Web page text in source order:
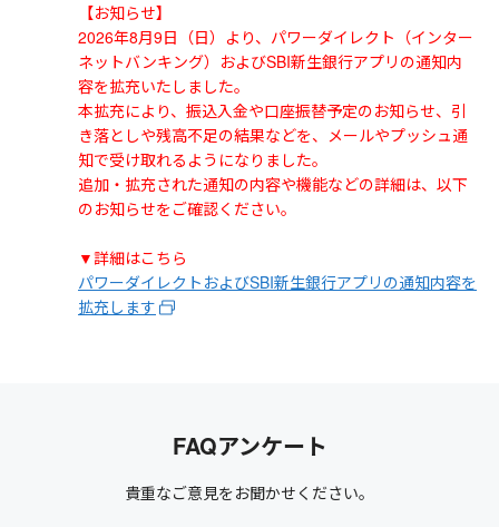
【お知らせ】
2026年8月9日（日）より、パワーダイレクト（インター
ネットバンキング）およびSBI新生銀行アプリの通知内
容を拡充いたしました。
本拡充により、振込入金や口座振替予定のお知らせ、引
き落としや残高不足の結果などを、メールやプッシュ通
知で受け取れるようになりました。
追加・拡充された通知の内容や機能などの詳細は、以下
のお知らせをご確認ください。
▼詳細はこちら
パワーダイレクトおよびSBI新生銀行アプリの通知内容を
拡充します
FAQアンケート
貴重なご意見をお聞かせください。